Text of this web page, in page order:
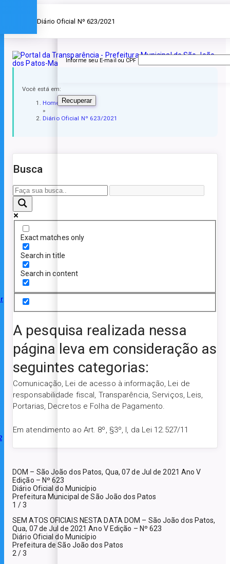
» Diário Oficial Nº 623/2021
Você está em:
Home
»
Diário Oficial Nº 623/2021
Busca
Exact matches only
Search in title
Search in content
A pesquisa realizada nessa
página leva em consideração as
seguintes categorias:
Comunicação, Lei de acesso à informação, Lei de
responsabilidade fiscal, Transparência, Serviços, Leis,
Portarias, Decretos e Folha de Pagamento.
Em atendimento ao Art. 8º, §3º, I, da Lei 12.527/11
DOM – São João dos Patos, Qua, 07 de Jul de 2021 Ano V
Edição – Nº 623
Diário Oficial do Município
Prefeitura Municipal de São João dos Patos
1 / 3
SEM ATOS OFICIAIS NESTA DATA DOM – São João dos Patos,
Qua, 07 de Jul de 2021 Ano V Edição – Nº 623
Diário Oficial do Município
Prefeitura de São João dos Patos
2 / 3
Informe seu E-mail ou CPF
Recuperar